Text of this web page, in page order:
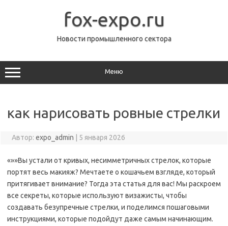
fox-expo.ru
Новости промышленного сектора
Меню
как нарисовать ровные стрелки
Автор: expo_admin 5 января 2026
«»»Вы устали от кривых, несимметричных стрелок, которые
портят весь макияж? Мечтаете о кошачьем взгляде, который
притягивает внимание? Тогда эта статья для вас! Мы раскроем
все секреты, которые используют визажисты, чтобы
создавать безупречные стрелки, и поделимся пошаговыми
инструкциями, которые подойдут даже самым начинающим.